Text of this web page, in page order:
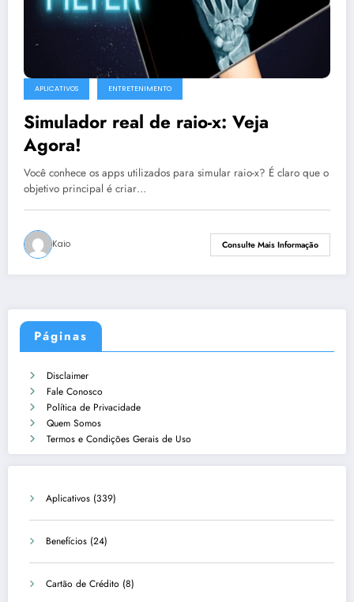
APLICATIVOS ENTRETENIMENTO
Simulador real de raio-x: Veja
Agora!
Você conhece os apps utilizados para simular raio-x? É claro que o
objetivo principal é criar…
Kaio Consulte Mais Informação
Páginas
Disclaimer
Fale Conosco
Política de Privacidade
Quem Somos
Termos e Condições Gerais de Uso
Aplicativos (339)
Benefícios (24)
Cartão de Crédito (8)